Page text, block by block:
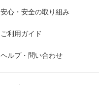
安心・安全の取り組み
ご利用ガイド
ヘルプ・問い合わせ